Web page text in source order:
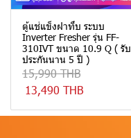
ตู้แช่แข็งฝาทึบ ระบบ
Inverter Fresher รุ่น FF-
310IVT ขนาด 10.9 Q ( รับ
ประกันนาน 5 ปี )
15,990 THB
13,490 THB